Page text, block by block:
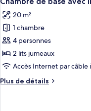
(15sqm)
(15sqm)
toutes
les
photos
pour
ce
type
chambre :
20 m²
1 chambre
4 personnes
2 lits jumeaux
Accès Internet par câble
Plus de détails
Plus